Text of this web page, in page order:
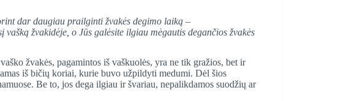
dar daugiau prailginti žvakės degimo laiką –
žvakidėje, o Jūs galėsite ilgiau mėgautis degančios žvakės
žvakės, pagamintos iš vaškuolės, yra ne tik gražios, bet ir
iš bičių koriai, kurie buvo užpildyti medumi. Dėl šios
Be to, jos dega ilgiau ir švariau, nepalikdamos suodžių ar